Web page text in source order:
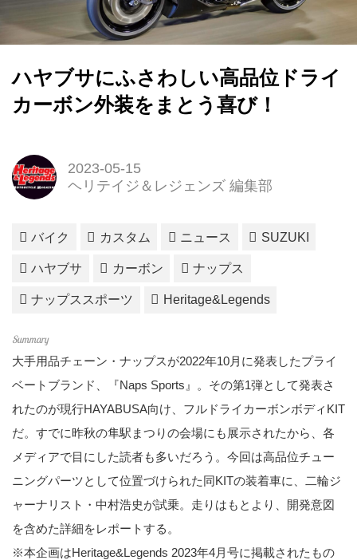
ハヤブサにふさわしい高品位ドライ
カーボン外装をまとう喜び！
2023-05-15
ヘリテイジ＆レジェンズ 編集部
バイク カスタム ニュース SUZUKI
ハヤブサ カーボン ナップス
ナップススポーツ Heritage&Legends
大手用品チェーン・ナップスが2022年10月に発表したプライ
ベートブランド、『Naps Sports』。その第1弾として発表さ
れたのが現行HAYABUSA向け、フルドライカーボンボディKIT
だ。すでに昨秋の隼駅まつりの会場にも展示されたから、各
メディアで目にした読者も多いだろう。今回は高品位チュー
ニングパーツとして位置づけられた同KITの装着車に、二輪ジ
ャーナリスト・中村浩史が試乗。走りはもとより、開発意図
を含めた詳細をレポートする。
※本企画はHeritage&Legends 2023年4月号に掲載されたもの